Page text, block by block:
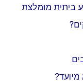
מיועד?